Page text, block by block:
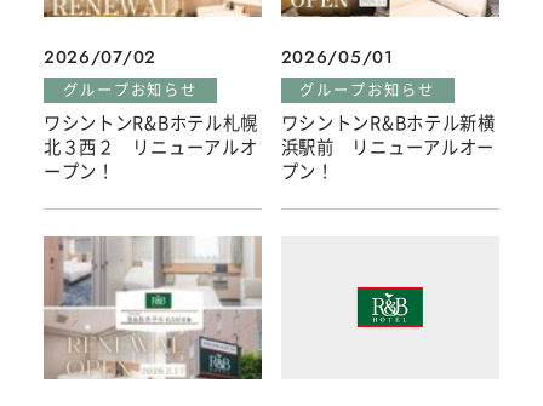
2026/07/02
グループお知らせ
ワシントンR&Bホテル札幌
北３西２ リニューアルオ
ープン！
2026/05/01
グループお知らせ
ワシントンR&Bホテル新横
浜駅前 リニューアルオー
プン！